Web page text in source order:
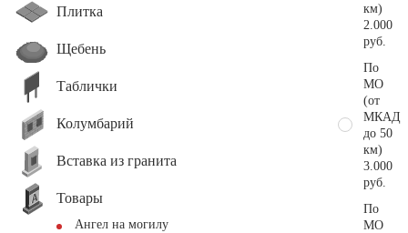
Плитка
Щебень
Таблички
Колумбарий
Вставка из гранита
Товары
Ангел на могилу
км)
2.000
руб.
По
МО
(от
МКАД
до 50
км)
3.000
руб.
По
МО